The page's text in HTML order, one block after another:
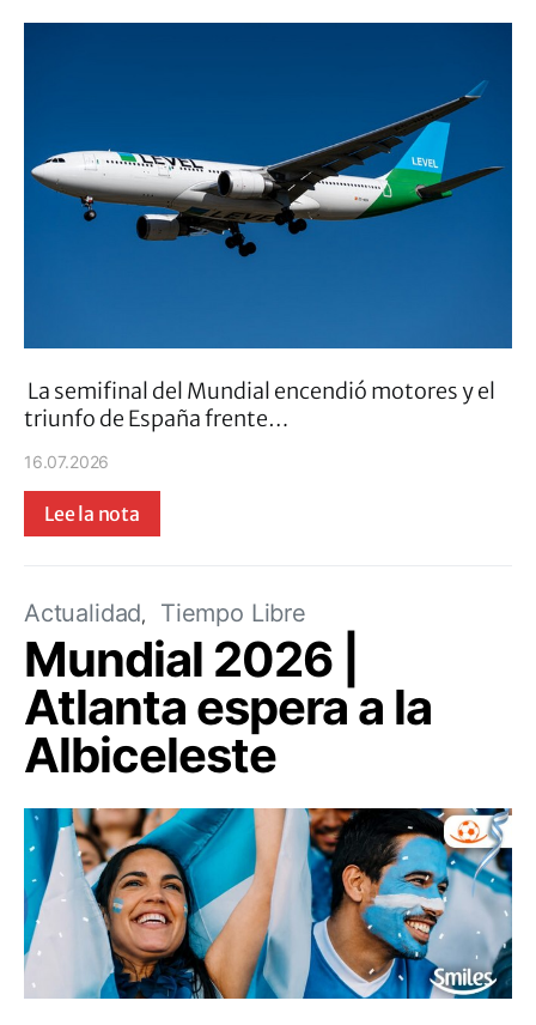
La semifinal del Mundial encendió motores y el
triunfo de España frente…
16.07.2026
Lee la nota
Actualidad Tiempo Libre
Mundial 2026 |
Atlanta espera a la
Albiceleste